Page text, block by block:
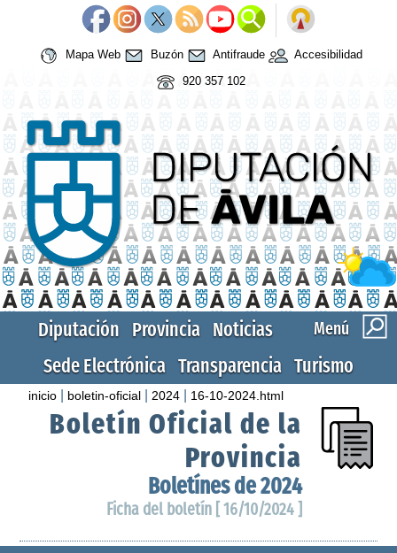
Mapa Web Buzón Antifraude
Accesibilidad
920 357 102
Menú
Diputación Provincia Noticias
Sede Electrónica Transparencia Turismo
inicio boletin-oficial 2024 16-10-2024.html
Boletín Oficial de la
Provincia
Boletínes de 2024
Ficha del boletín [ 16/10/2024 ]